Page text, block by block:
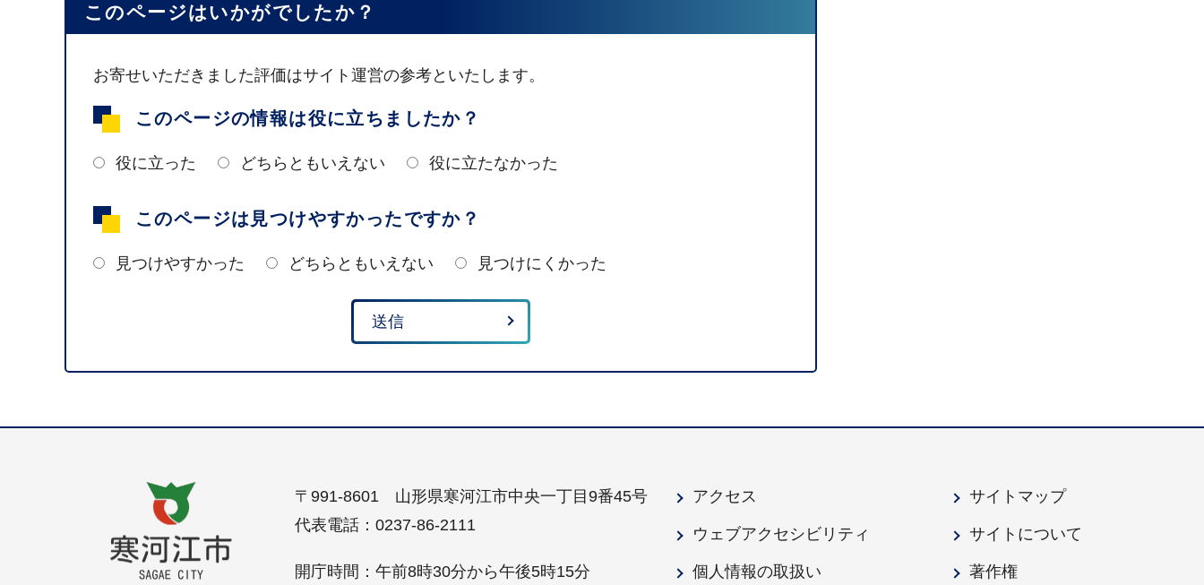
このページはいかがでしたか？
お寄せいただきました評価はサイト運営の参考といたします。
このページの情報は役に立ちましたか？
役に立った どちらともいえない 役に立たなかった
このページは見つけやすかったですか？
見つけやすかった どちらともいえない 見つけにくかった
〒991-8601 山形県寒河江市中央一丁目9番45号
代表電話：0237-86-2111
開庁時間：午前8時30分から午後5時15分
アクセス サイトマップ
ウェブアクセシビリティ サイトについて
個人情報の取扱い 著作権